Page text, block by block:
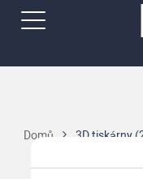
Domů 3D tiskárny